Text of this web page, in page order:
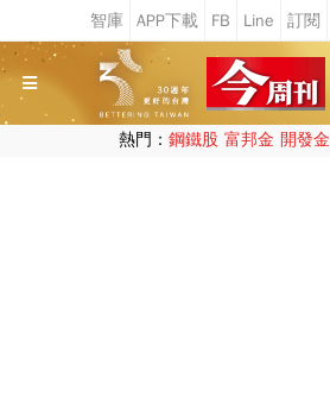
熱門： 鋼鐵股 富邦金 開發金